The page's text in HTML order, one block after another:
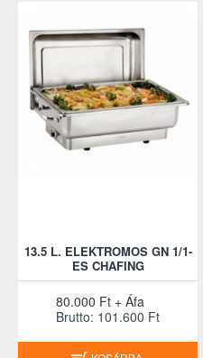
13.5 L. ELEKTROMOS GN 1/1-
ES CHAFING
80.000 Ft + Áfa
Brutto: 101.600 Ft